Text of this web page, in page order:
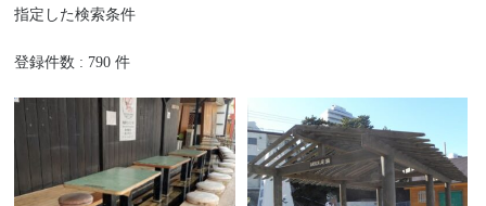
指定した検索条件
登録件数 : 790 件